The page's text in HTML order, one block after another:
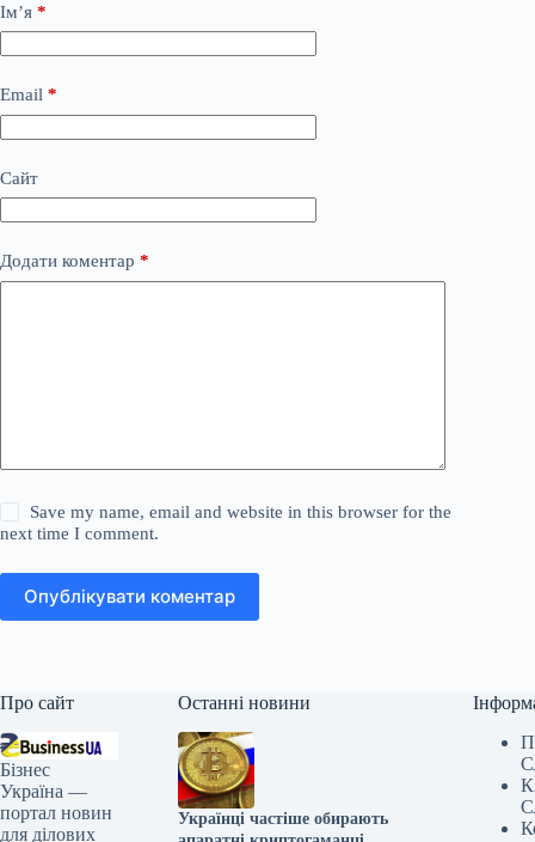
Ім’я *
Email *
Сайт
Додати коментар *
Save my name, email and website in this browser for the
next time I comment.
Опублікувати коментар
Про сайт
Бізнес
Україна —
портал новин
для ділових
Останні новини
Українці частіше обирають